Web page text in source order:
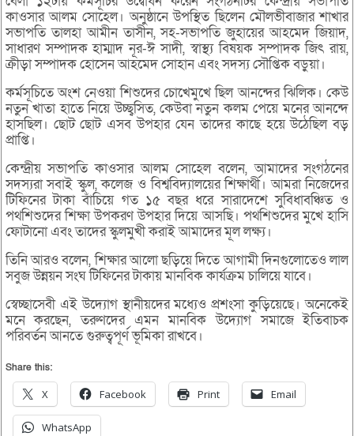
কাওসার আলম সোহেল। অনুষ্ঠানে উপস্থিত ছিলেন মৌলভীবাজার শাখার
সভাপতি তালহা আমীন তাসীন, সহ-সভাপতি জুহায়ের আহমেদ জিয়াদ,
সাধারণ সম্পাদক হাম্মাদ নূর-ঈ সাদী, স্বাস্থ্য বিষয়ক সম্পাদক জিৎ রায়,
ক্রীড়া সম্পাদক হোসেন আহমেদ সোহান এবং সদস্য সৌপ্তিক বড়ুয়া।
কর্মসূচিতে অংশ নেওয়া শিশুদের চোখেমুখে ছিল আনন্দের ঝিলিক। কেউ
নতুন খাতা হাতে নিয়ে উচ্ছ্বসিত, কেউবা নতুন কলম পেয়ে মনের আনন্দে
হাসছিল। ছোট ছোট এসব উপহার যেন তাদের কাছে হয়ে উঠেছিল বড়
প্রাপ্তি।
কেন্দ্রীয় সভাপতি কাওসার আলম সোহেল বলেন, আমাদের সংগঠনের
সদস্যরা সবাই স্কুল, কলেজ ও বিশ্ববিদ্যালয়ের শিক্ষার্থী। আমরা নিজেদের
টিফিনের টাকা বাঁচিয়ে গত ১৫ বছর ধরে সারাদেশে সুবিধাবঞ্চিত ও
পথশিশুদের শিক্ষা উপকরণ উপহার দিয়ে আসছি। পথশিশুদের মুখে হাসি
ফোটানো এবং তাদের স্কুলমুখী করাই আমাদের মূল লক্ষ্য।
তিনি আরও বলেন, শিক্ষার আলো ছড়িয়ে দিতে আগামী দিনগুলোতেও লাল
সবুজ উন্নয়ন সংঘ টিফিনের টাকায় মানবিক কার্যক্রম চালিয়ে যাবে।
স্বেচ্ছাসেবী এই উদ্যোগ স্থানীয়দের মধ্যেও প্রশংসা কুড়িয়েছে। অনেকেই
মনে করছেন, তরুণদের এমন মানবিক উদ্যোগ সমাজে ইতিবাচক
পরিবর্তন আনতে গুরুত্বপূর্ণ ভূমিকা রাখবে।
Share this:
X Facebook Print Email
WhatsApp